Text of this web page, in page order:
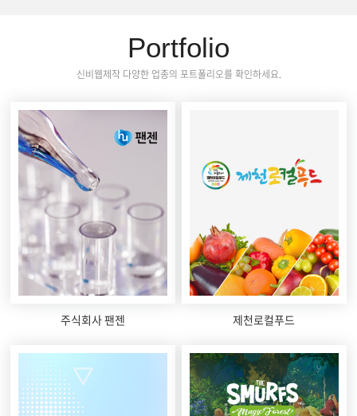
Portfolio
신비웹제작 다양한 업종의 포트폴리오를 확인하세요.
주식회사 팬젠 제천로컬푸드